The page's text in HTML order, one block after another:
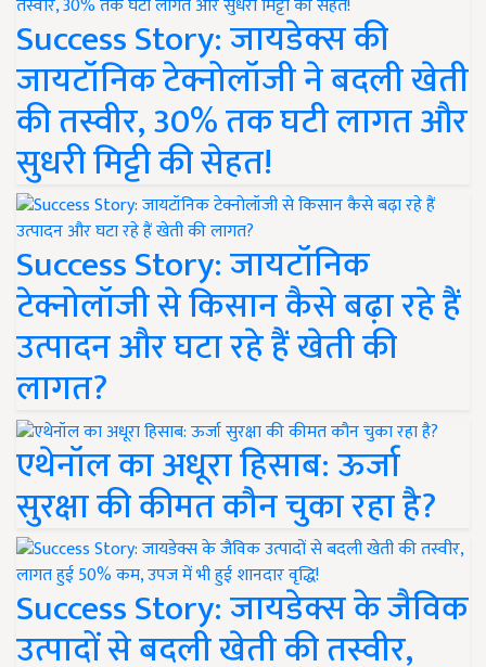
Success Story: जायडेक्स की
जायटॉनिक टेक्नोलॉजी ने बदली खेती
की तस्वीर, 30% तक घटी लागत और
सुधरी मिट्टी की सेहत!
Success Story: जायटॉनिक
टेक्नोलॉजी से किसान कैसे बढ़ा रहे हैं
उत्पादन और घटा रहे हैं खेती की
लागत?
एथेनॉल का अधूरा हिसाब: ऊर्जा
सुरक्षा की कीमत कौन चुका रहा है?
Success Story: जायडेक्स के जैविक
उत्पादों से बदली खेती की तस्वीर,